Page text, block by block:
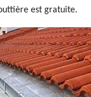
est gratuite.